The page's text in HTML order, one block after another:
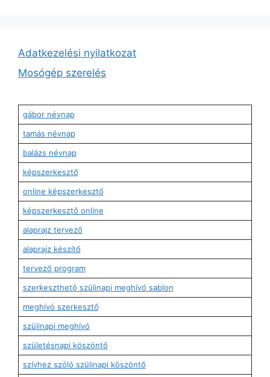
Adatkezelési nyilatkozat
Mosógép szerelés
gábor névnap
tamás névnap
balázs névnap
képszerkesztő
online képszerkesztő
képszerkesztő online
alaprajz tervező
alaprajz készítő
tervező program
szerkeszthető szülinapi meghívó sablon
meghívó szerkesztő
szülinapi meghívó
születésnapi köszöntő
szívhez szóló szülinapi köszöntő